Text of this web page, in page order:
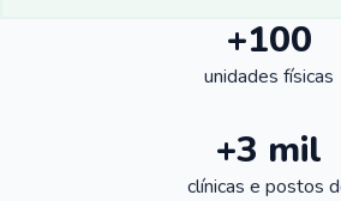
+100
unidades físicas
+3 mil
clínicas e postos